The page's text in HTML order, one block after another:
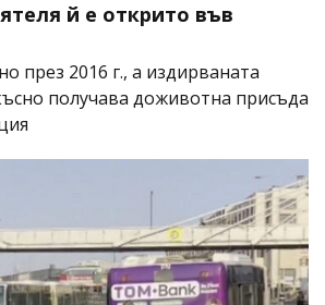
й е открито във
през 2016 г., а издирваната
получава доживотна присъда